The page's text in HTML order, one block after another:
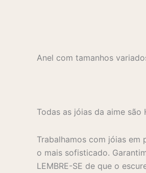
Anel com tamanhos
Todas as jóias da aime são
Trabalhamos com jóias em
o mais sofisticado.
LEMBRE-SE de que o